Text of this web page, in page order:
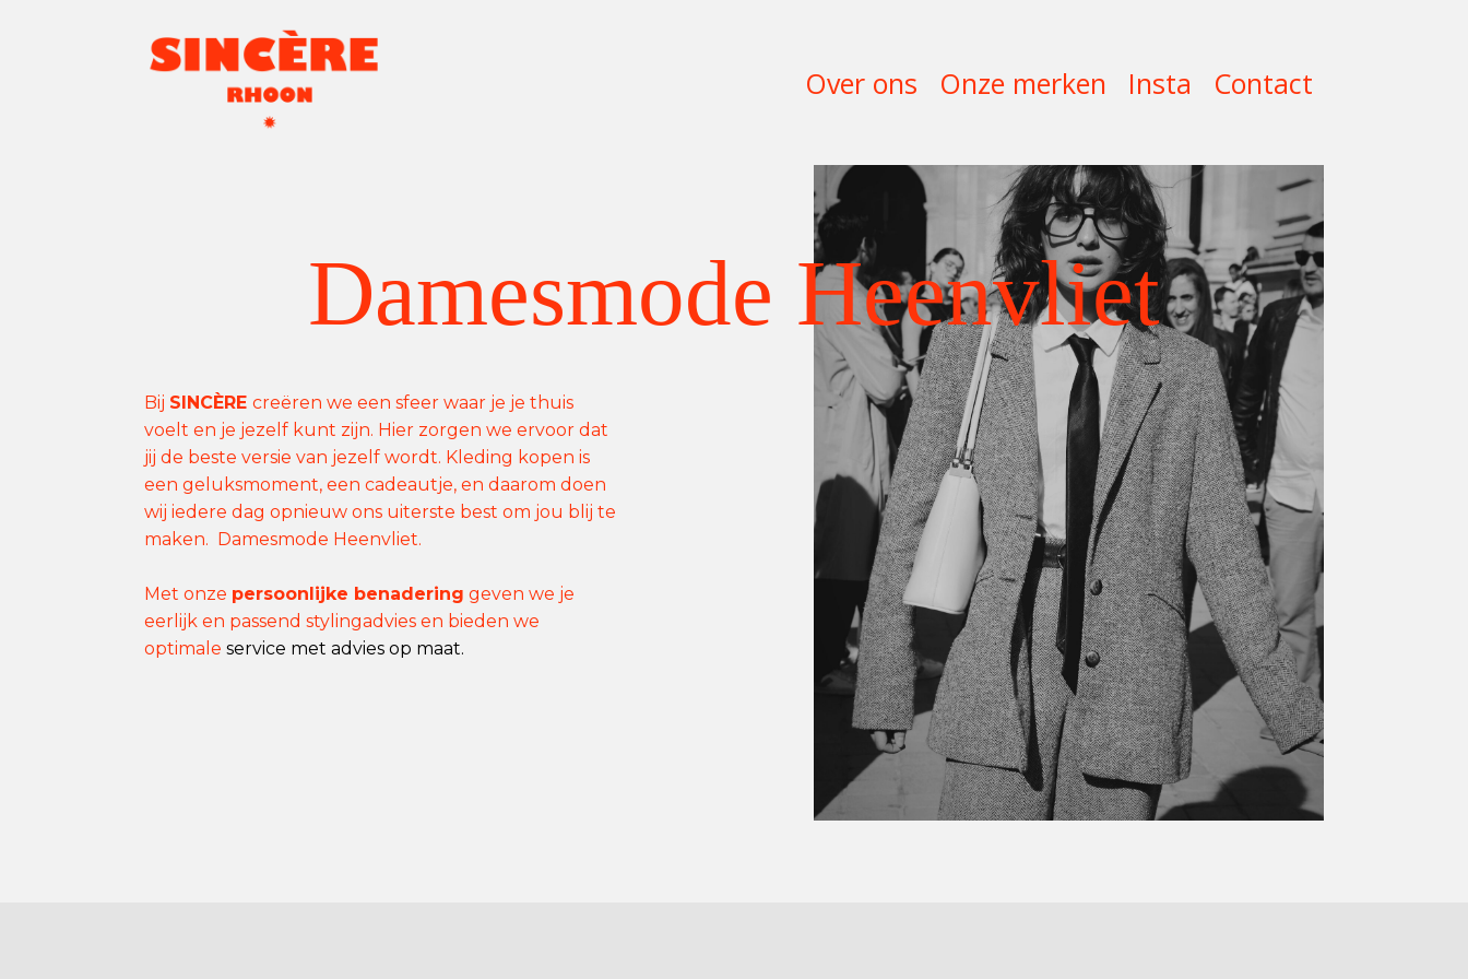
Over ons Onze merken Insta Contact
Damesmode Heenvliet
Bij SINCÈRE creëren we een sfeer waar je je thuis
voelt en je jezelf kunt zijn. Hier zorgen we ervoor dat
jij de beste versie van jezelf wordt. Kleding kopen is
een geluksmoment, een cadeautje, en daarom doen
wij iedere dag opnieuw ons uiterste best om jou blij te
maken. Damesmode Heenvliet.
Met onze persoonlijke benadering geven we je
eerlijk en passend stylingadvies en bieden we
optimale service met advies op maat.